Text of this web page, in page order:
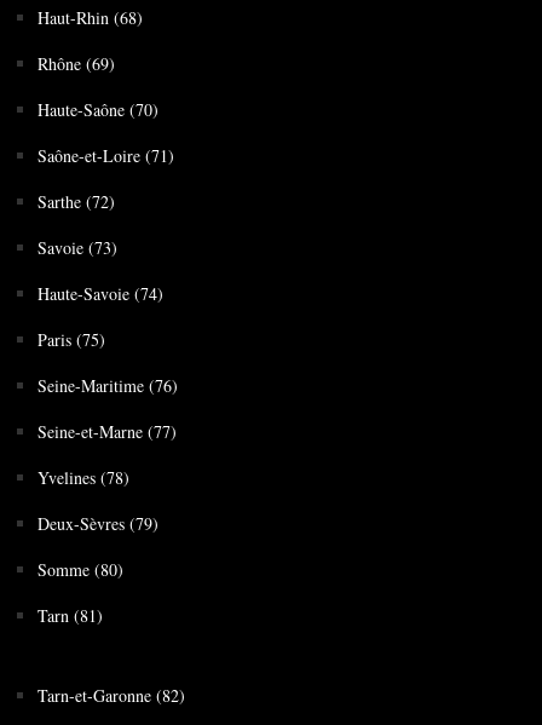
Haut-Rhin (68)
Rhône (69)
Haute-Saône (70)
Saône-et-Loire (71)
Sarthe (72)
Savoie (73)
Haute-Savoie (74)
Paris (75)
Seine-Maritime (76)
Seine-et-Marne (77)
Yvelines (78)
Deux-Sèvres (79)
Somme (80)
Tarn (81)
Tarn-et-Garonne (82)